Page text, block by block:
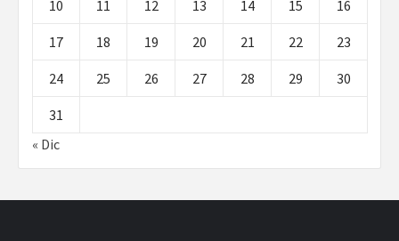
10 11 12 13 14 15 16
17 18 19 20 21 22 23
24 25 26 27 28 29 30
31
« Dic